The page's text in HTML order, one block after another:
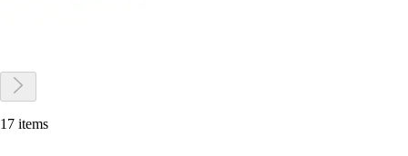
17 items